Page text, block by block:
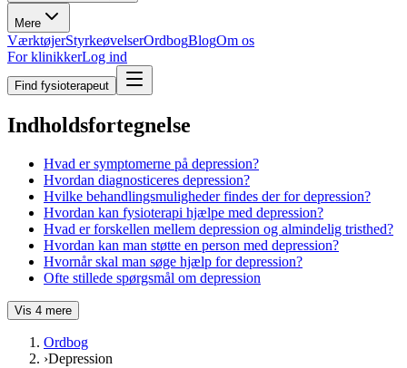
Mere
VærktøjerStyrkeøvelserOrdbogBlogOm os
For klinikkerLog ind
Find fysioterapeut
Indholdsfortegnelse
Hvad er symptomerne på depression?
Hvordan diagnosticeres depression?
Hvilke behandlingsmuligheder findes der for depression?
Hvordan kan fysioterapi hjælpe med depression?
Hvad er forskellen mellem depression og almindelig tristhed?
Hvordan kan man støtte en person med depression?
Hvornår skal man søge hjælp for depression?
Ofte stillede spørgsmål om depression
Vis 4 mere
Ordbog
›Depression